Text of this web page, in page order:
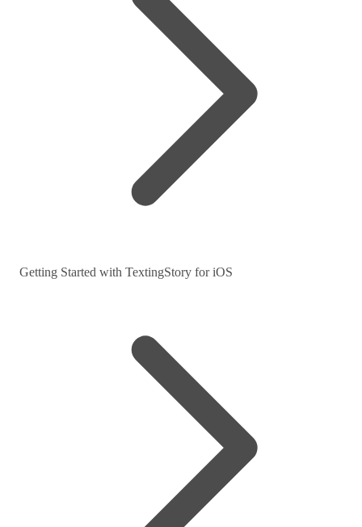
Getting Started with TextingStory for iOS